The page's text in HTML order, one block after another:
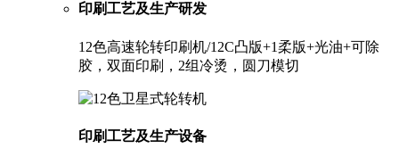
印刷工艺及生产研发
12色高速轮转印刷机/12C凸版+1柔版+光油+可除
胶，双面印刷，2组冷烫，圆刀模切
印刷工艺及生产设备